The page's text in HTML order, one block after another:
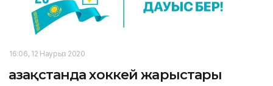
16:06, 12 Наурыз 2020
Қазақстанда хоккей жарыстары